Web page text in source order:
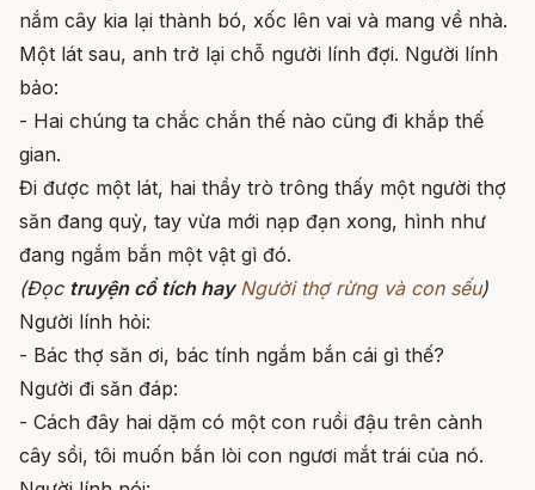
nắm cây kia lại thành bó, xốc lên vai và mang về nhà.
Một lát sau, anh trở lại chỗ người lính đợi. Người lính
bảo:
- Hai chúng ta chắc chắn thế nào cũng đi khắp thế
gian.
Đi được một lát, hai thầy trò trông thấy một người thợ
săn đang quỳ, tay vừa mới nạp đạn xong, hình như
đang ngắm bắn một vật gì đó.
(Đọc truyện cổ tích hayNgười thợ rừng và con sếu)
Người lính hỏi:
- Bác thợ săn ơi, bác tính ngắm bắn cái gì thế?
Người đi săn đáp:
- Cách đây hai dặm có một con ruồi đậu trên cành
cây sồi, tôi muốn bắn lòi con ngươi mắt trái của nó.